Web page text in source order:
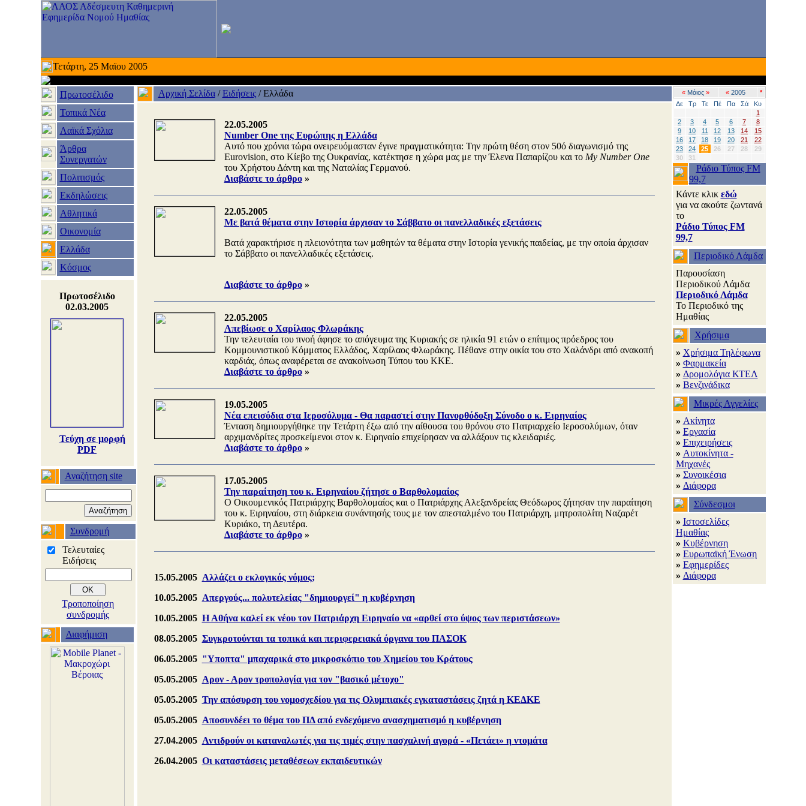
Τετάρτη, 25 Μαϊου 2005
Πρωτοσέλιδο
Τοπικά Νέα
Λαϊκά Σχόλια
Άρθρα
Συνεργατών
Πολιτισμός
Εκδηλώσεις
Αθλητικά
Οικονομία
Ελλάδα
Κόσμος
Πρωτοσέλιδο
02.03.2005
Τεύχη σε μορφή
PDF
Αναζήτηση site
Συνδρομή
Τελευταίες
Ειδήσεις
Τροποποίηση
συνδρομής
Διαφήμιση
Αρχική Σελίδα/Ειδήσεις/Ελλάδα
22.05.2005
Number One της Ευρώπης η Ελλάδα
Αυτό που χρόνια τώρα ονειρευόμασταν έγινε πραγματικότητα: Την πρώτη θέση στον 50ό διαγωνισμό της
Eurovision, στο Κίεβο της Ουκρανίας, κατέκτησε η χώρα μας με την Έλενα Παπαρίζου και το My Number One
του Χρήστου Δάντη και της Ναταλίας Γερμανού.
Διαβάστε το άρθρο»
22.05.2005
Με βατά θέματα στην Ιστορία άρχισαν το Σάββατο οι πανελλαδικές εξετάσεις
Βατά χαρακτήρισε η πλειονότητα των μαθητών τα θέματα στην Ιστορία γενικής παιδείας, με την οποία άρχισαν
το Σάββατο οι πανελλαδικές εξετάσεις.
Διαβάστε το άρθρο»
22.05.2005
Απεβίωσε o Χαρίλαος Φλωράκης
Την τελευταία του πνοή άφησε το απόγευμα της Κυριακής σε ηλικία 91 ετών ο επίτιμος πρόεδρος του
Κομμουνιστικού Κόμματος Ελλάδος, Χαρίλαος Φλωράκης. Πέθανε στην οικία του στο Χαλάνδρι από ανακοπή
καρδιάς, όπως αναφέρεται σε ανακοίνωση Τύπου του ΚΚΕ.
Διαβάστε το άρθρο»
19.05.2005
Νέα επεισόδια στα Ιεροσόλυμα - Θα παραστεί στην Πανορθόδοξη Σύνοδο ο κ. Ειρηναίος
Ένταση δημιουργήθηκε την Τετάρτη έξω από την αίθουσα του θρόνου στο Πατριαρχείο Ιεροσολύμων, όταν
αρχιμανδρίτες προσκείμενοι στον κ. Ειρηναίο επιχείρησαν να αλλάξουν τις κλειδαριές.
Διαβάστε το άρθρο»
17.05.2005
Την παραίτηση του κ. Ειρηναίου ζήτησε ο Βαρθολομαίος
Ο Οικουμενικός Πατριάρχης Βαρθολομαίος και ο Πατριάρχης Αλεξανδρείας Θεόδωρος ζήτησαν την παραίτηση
του κ. Ειρηναίου, στη διάρκεια συνάντησής τους με τον απεσταλμένο του Πατριάρχη, μητροπολίτη Ναζαρέτ
Κυριάκο, τη Δευτέρα.
Διαβάστε το άρθρο»
15.05.2005 Αλλάζει ο εκλογικός νόμος;
10.05.2005 Απεργούς... πολυτελείας "δημιουργεί" η κυβέρνηση
10.05.2005 Η Αθήνα καλεί εκ νέου τον Πατριάρχη Ειρηναίο να «αρθεί στο ύψος των περιστάσεων»
08.05.2005 Συγκροτούνται τα τοπικά και περιφερειακά όργανα του ΠΑΣΟΚ
06.05.2005 "Υποπτα" μπαχαρικά στο μικροσκόπιο του Χημείου του Κράτους
05.05.2005 Αρον - Αρον τροπολογία για τον "βασικό μέτοχο"
05.05.2005 Την απόσυρση του νομοσχεδίου για τις Ολυμπιακές εγκαταστάσεις ζητά η ΚΕΔΚΕ
05.05.2005 Αποσυνδέει το θέμα του ΠΔ από ενδεχόμενο ανασχηματισμό η κυβέρνηση
27.04.2005 Αντιδρούν οι καταναλωτές για τις τιμές στην πασχαλινή αγορά - «Πετάει» η ντομάτα
26.04.2005 Οι καταστάσεις μεταθέσεων εκπαιδευτικών
« Μάιος » « 2005
*
Δε
Τρ Τε Πέ Πα Σά
Κυ
1
2
3 4 5 6 7
8
9
10 11 12 13 14
15
16
17 18 19 20 21
22
23
24 25 26 27 28
29
30
31
Ράδιο Τύπος FM
99,7
Κάντε κλικ εδώ
για να ακούτε ζωντανά
το
Ράδιο Τύπος FM
99,7
Περιοδικό Λάμδα
Παρουσίαση
Περιοδικού Λάμδα
Περιοδικό Λάμδα
Το Περιοδικό της
Ημαθίας
Χρήσιμα
» Χρήσιμα Τηλέφωνα
» Φαρμακεία
» Δρομολόγια ΚΤΕΛ
» Βενζινάδικα
Μικρές Αγγελίες
» Ακίνητα
» Εργασία
» Επιχειρήσεις
» Αυτοκίνητα -
Μηχανές
» Συνοικέσια
» Διάφορα
Σύνδεσμοι
» Ιστοσελίδες
Ημαθίας
» Κυβέρνηση
» Ευρωπαϊκή Ένωση
» Εφημερίδες
» Διάφορα